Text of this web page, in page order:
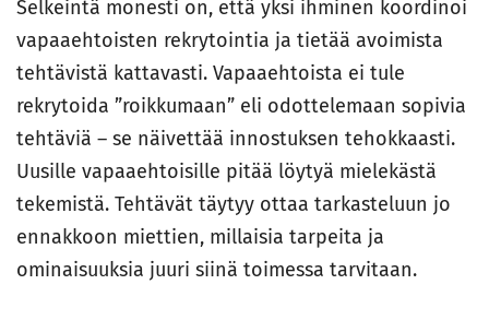
Selkeintä monesti on, että yksi ihminen koordinoi
vapaaehtoisten rekrytointia ja tietää avoimista
tehtävistä kattavasti. Vapaaehtoista ei tule
rekrytoida ”roikkumaan” eli odottelemaan sopivia
tehtäviä – se näivettää innostuksen tehokkaasti.
Uusille vapaaehtoisille pitää löytyä mielekästä
tekemistä. Tehtävät täytyy ottaa tarkasteluun jo
ennakkoon miettien, millaisia tarpeita ja
ominaisuuksia juuri siinä toimessa tarvitaan.